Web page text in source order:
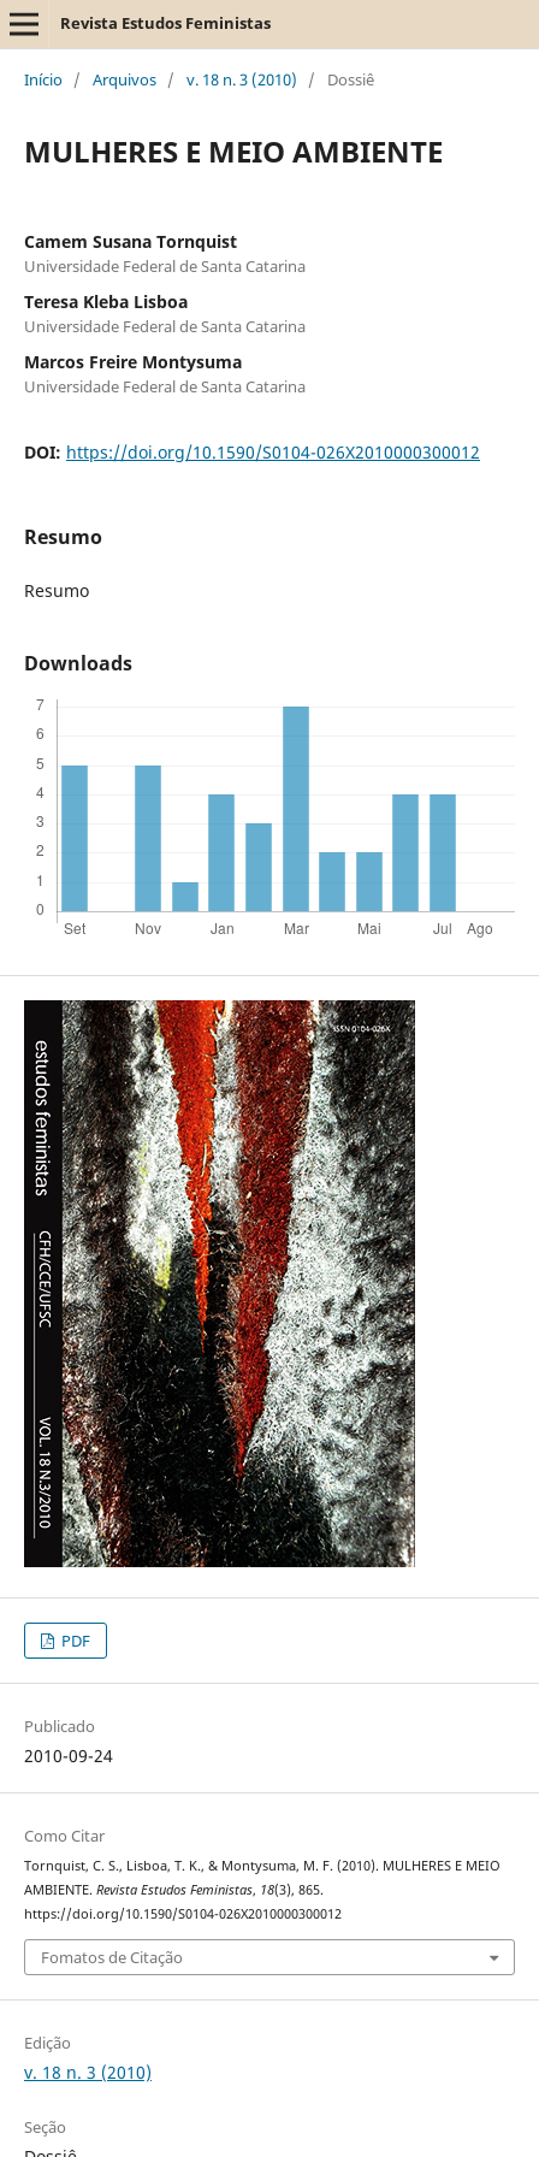
Revista Estudos Feministas
Início / Arquivos / v. 18 n. 3 (2010) / Dossiê
MULHERES E MEIO AMBIENTE
Camem Susana Tornquist
Universidade Federal de Santa Catarina
Teresa Kleba Lisboa
Universidade Federal de Santa Catarina
Marcos Freire Montysuma
Universidade Federal de Santa Catarina
DOI: https://doi.org/10.1590/S0104-026X2010000300012
Resumo
Resumo
Downloads
PDF
Publicado
2010-09-24
Como Citar
Tornquist, C. S., Lisboa, T. K., & Montysuma, M. F. (2010). MULHERES E MEIO
AMBIENTE. Revista Estudos Feministas, 18(3), 865.
https://doi.org/10.1590/S0104-026X2010000300012
Fomatos de Citação
Edição
v. 18 n. 3 (2010)
Seção